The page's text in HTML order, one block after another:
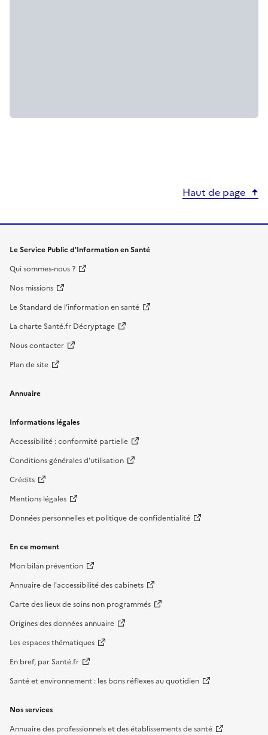
Haut de page
Le Service Public d'Information en Santé
Qui sommes-nous ?
Nos missions
Le Standard de l’information en santé
La charte Santé.fr Décryptage
Nous contacter
Plan de site
Annuaire
Informations légales
Accessibilité : conformité partielle
Conditions générales d'utilisation
Crédits
Mentions légales
Données personnelles et politique de confidentialité
En ce moment
Mon bilan prévention
Annuaire de l'accessibilité des cabinets
Carte des lieux de soins non programmés
Origines des données annuaire
Les espaces thématiques
En bref, par Santé.fr
Santé et environnement : les bons réflexes au quotidien
Nos services
Annuaire des professionnels et des établissements de santé